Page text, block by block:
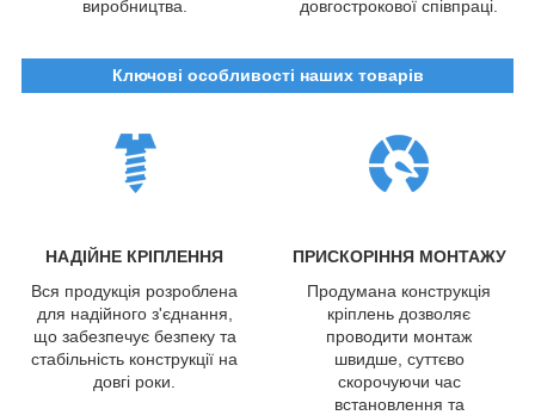
виробництва.
довгострокової співпраці.
Ключові особливості наших товарів
НАДІЙНЕ КРІПЛЕННЯ
ПРИСКОРІННЯ МОНТАЖУ
Вся продукція розроблена
для надійного з'єднання,
що забезпечує безпеку та
стабільність конструкції на
довгі роки.
Продумана конструкція
кріплень дозволяє
проводити монтаж
швидше, суттєво
скорочуючи час
встановлення та